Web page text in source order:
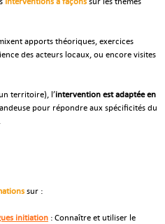
apports théoriques, exercices
des acteurs locaux, ou encore visites
territoire), l’intervention est adaptée en
pour répondre aux spécificités du
sur :
initiation: Connaître et utiliser le